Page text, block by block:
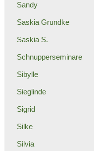
Sandy
Saskia Grundke
Saskia S.
Schnupperseminare
Sibylle
Sieglinde
Sigrid
Silke
Silvia